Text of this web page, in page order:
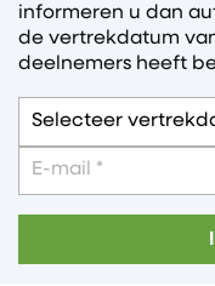
informeren u dan
de vertrekdatum
deelnemers heeft